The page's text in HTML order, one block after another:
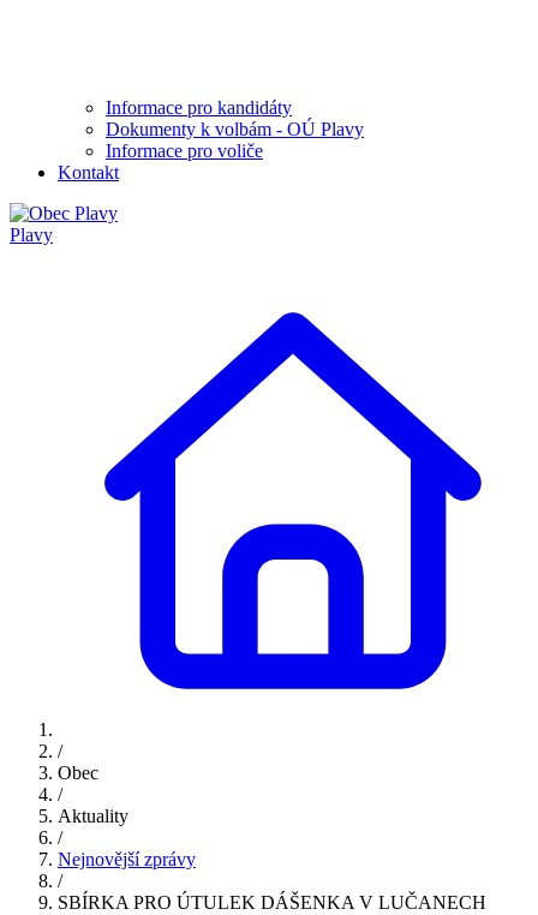
Informace pro kandidáty
Dokumenty k volbám - OÚ Plavy
Informace pro voliče
Kontakt
Plavy
/
Obec
/
Aktuality
/
Nejnovější zprávy
/
SBÍRKA PRO ÚTULEK DÁŠENKA V LUČANECH